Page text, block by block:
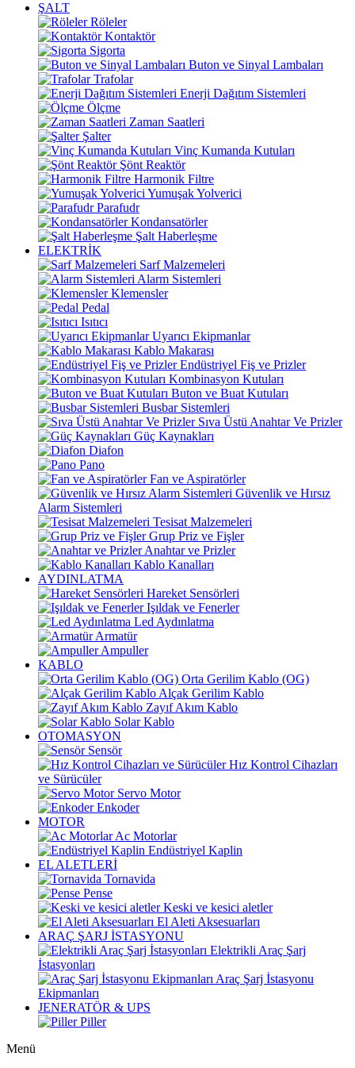
ŞALT
Röleler
Kontaktör
Sigorta
Buton ve Sinyal Lambaları
Trafolar
Enerji Dağıtım Sistemleri
Ölçme
Zaman Saatleri
Şalter
Vinç Kumanda Kutuları
Şönt Reaktör
Harmonik Filtre
Yumuşak Yolverici
Parafudr
Kondansatörler
Şalt Haberleşme
ELEKTRİK
Sarf Malzemeleri
Alarm Sistemleri
Klemensler
Pedal
Isıtıcı
Uyarıcı Ekipmanlar
Kablo Makarası
Endüstriyel Fiş ve Prizler
Kombinasyon Kutuları
Buton ve Buat Kutuları
Busbar Sistemleri
Sıva Üstü Anahtar Ve Prizler
Güç Kaynakları
Diafon
Pano
Fan ve Aspiratörler
Güvenlik ve Hırsız
Alarm Sistemleri
Tesisat Malzemeleri
Grup Priz ve Fişler
Anahtar ve Prizler
Kablo Kanalları
AYDINLATMA
Hareket Sensörleri
Işıldak ve Fenerler
Led Aydınlatma
Armatür
Ampuller
KABLO
Orta Gerilim Kablo (OG)
Alçak Gerilim Kablo
Zayıf Akım Kablo
Solar Kablo
OTOMASYON
Sensör
Hız Kontrol Cihazları
ve Sürücüler
Servo Motor
Enkoder
MOTOR
Ac Motorlar
Endüstriyel Kaplin
EL ALETLERİ
Tornavida
Pense
Keski ve kesici aletler
El Aleti Aksesuarları
ARAÇ ŞARJ İSTASYONU
Elektrikli Araç Şarj
İstasyonları
Araç Şarj İstasyonu
Ekipmanları
JENERATÖR & UPS
Piller
Menü